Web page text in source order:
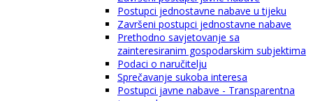
Postupci jednostavne nabave u tijeku
Završeni postupci jednostavne nabave
Prethodno savjetovanje sa
zainteresiranim gospodarskim subjektima
Podaci o naručitelju
Sprečavanje sukoba interesa
Postupci javne nabave - Transparentna